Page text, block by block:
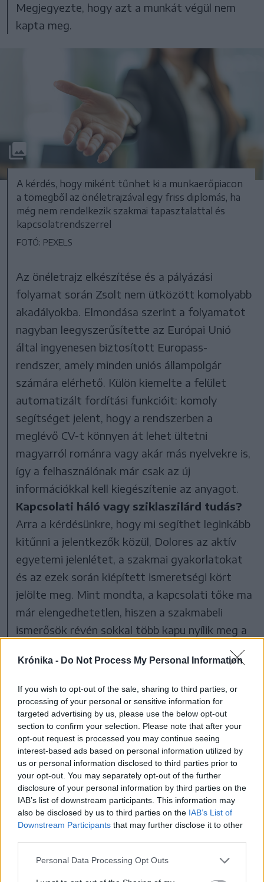
Krónika - Do Not Process My Personal Information
If you wish to opt-out of the sale, sharing to third parties, or
processing of your personal or sensitive information for
targeted advertising by us, please use the below opt-out
section to confirm your selection. Please note that after your
opt-out request is processed you may continue seeing
interest-based ads based on personal information utilized by
us or personal information disclosed to third parties prior to
your opt-out. You may separately opt-out of the further
disclosure of your personal information by third parties on the
IAB’s list of downstream participants. This information may
also be disclosed by us to third parties on the IAB’s List of
Downstream Participants that may further disclose it to other
Personal Data Processing Opt Outs
Megjegyezte, hogy azt a munkát végül nem
kapta meg.
A kérdés, hogy miként tűnhet ki a munkaerőpiacon
a tömegből az önéletrajzával egy friss diplomás, ha
még nem rendelkezik szakmai tapasztalattal és
kapcsolatrendszerrel
FOTÓ: PEXELS
Az önéletrajz elkészítése és a pályázási
folyamat során Zsolt nem ütközött komolyabb
akadályokba. Elmondása szerint a folyamatot
nagyban leegyszerűsítette az Európai Unió
által ingyenesen biztosított Europass-
rendszer, amely minden uniós állampolgár
számára elérhető. Külön kiemelte a felület
automatizált fordítási funkcióit: komoly
segítséget jelent, hogy a rendszerben a
meglévő CV-t könnyen át lehet ültetni
magyarról románra vagy akár más nyelvekre is,
így a felhasználónak már csak az új
információkkal kell kiegészítenie az anyagot.
Kapcsolati háló vagy sziklaszilárd tudás?
Arra a kérdésünkre, hogy mi segíthet leginkább
kitűnni a jelentkezők közül, Dolores az aktív
egyetemi jelenlétet, a szakmai gyakorlatokat
és az ezek során kiépített ismeretségi kört
jelölte meg. Mint mondta, a kapcsolati tőke ma
már elengedhetetlen, hiszen a szakmabeli
ismerősök révén sokkal több kapu nyílik meg a
fiatalok előtt. „Ez persze nem jelenti azt, hogy
a kapcsolati háló felülírja a felkészültséget.
Éles helyzetben úgyis
kiütközik, ha valakinél
erősebb tényező volt az
ismeretség, mint a tudás.
Egy pályakezdő
legnagyobb ütőkártyája a
kettő együttese” –